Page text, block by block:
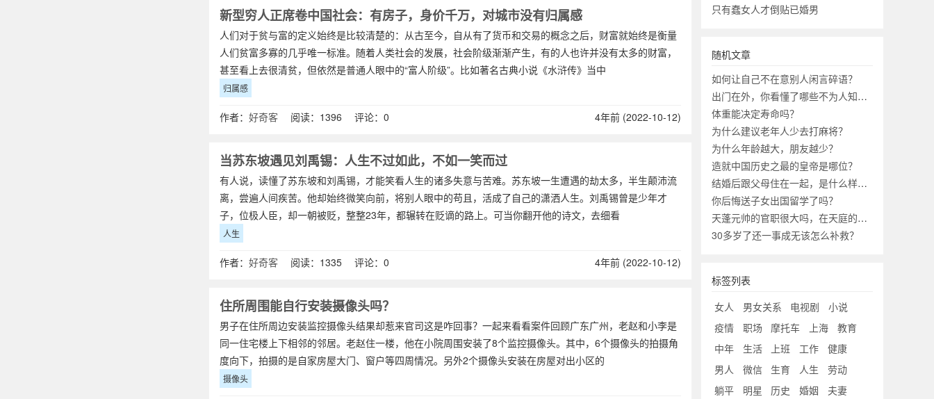
新型穷人正席卷中国社会：有房子，身价千万，对城市没有归属感
人们对于贫与富的定义始终是比较清楚的：从古至今，自从有了货币和交易的概念之后，财富就始终是衡量
人们贫富多寡的几乎唯一标准。随着人类社会的发展，社会阶级渐渐产生，有的人也许并没有太多的财富，
甚至看上去很清贫，但依然是普通人眼中的“富人阶级”。比如著名古典小说《水浒传》当中
归属感
作者： 好奇客 阅读：1396 评论：0 4年前 (2022-10-12)
当苏东坡遇见刘禹锡：人生不过如此，不如一笑而过
有人说，读懂了苏东坡和刘禹锡，才能笑看人生的诸多失意与苦难。苏东坡一生遭遇的劫太多，半生颠沛流
离，尝遍人间疾苦。他却始终微笑向前，将别人眼中的苟且，活成了自己的潇洒人生。刘禹锡曾是少年才
子，位极人臣，却一朝被贬，整整23年，都辗转在贬谪的路上。可当你翻开他的诗文，去细看
人生
作者： 好奇客 阅读：1335 评论：0 4年前 (2022-10-12)
住所周围能自行安装摄像头吗？
男子在住所周边安装监控摄像头结果却惹来官司这是咋回事？一起来看看案件回顾广东广州，老赵和小李是
同一住宅楼上下相邻的邻居。老赵住一楼，他在小院周围安装了8个监控摄像头。其中，6个摄像头的拍摄角
度向下，拍摄的是自家房屋大门、窗户等四周情况。另外2个摄像头安装在房屋对出小区的
摄像头
只有蠢女人才倒贴已婚男
随机文章
如何让自己不在意别人闲言碎语？
出门在外，你看懂了哪些不为人知的秘密？
体重能决定寿命吗？
为什么建议老年人少去打麻将？
为什么年龄越大，朋友越少？
造就中国历史之最的皇帝是哪位？
结婚后跟父母住在一起，是什么样的体验？
你后悔送子女出国留学了吗？
天蓬元帅的官职很大吗，在天庭的地位到底有多高？
30多岁了还一事成无该怎么补救？
标签列表
女人
男女关系 电视剧
小说
疫情
职场 摩托车 上海
教育
中年
生活 上班 工作
健康
男人
微信 生育 人生
劳动
躺平
明星 历史 婚姻
夫妻